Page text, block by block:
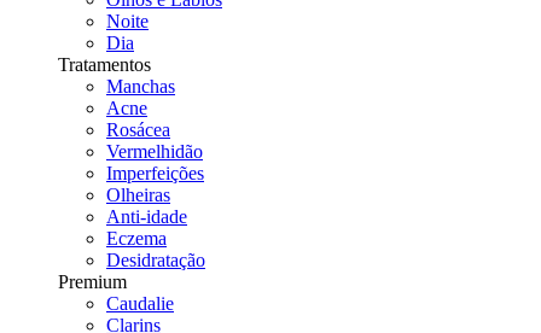
Noite
Dia
Tratamentos
Manchas
Acne
Rosácea
Vermelhidão
Imperfeições
Olheiras
Anti-idade
Eczema
Desidratação
Premium
Caudalie
Clarins